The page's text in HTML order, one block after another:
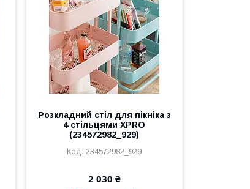
Розкладний стіл для пікніка з
4 стільцями XPRO
(234572982_929)
234572982_929
2 030 ₴